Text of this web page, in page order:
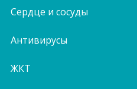
Сердце и сосуды
Антивирусы
ЖКТ